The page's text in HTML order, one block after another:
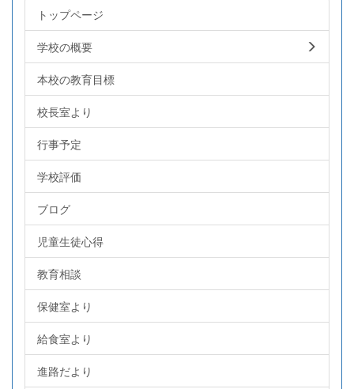
トップページ
学校の概要
本校の教育目標
校長室より
行事予定
学校評価
ブログ
児童生徒心得
教育相談
保健室より
給食室より
進路だより